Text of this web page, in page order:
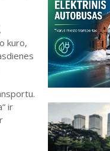
kuro,
ir